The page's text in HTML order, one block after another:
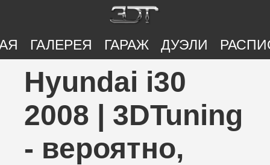
ГАЛЕРЕЯ ГАРАЖ ДУЭЛИ
Hyundai i30
2008 | 3DTuning
- вероятно,